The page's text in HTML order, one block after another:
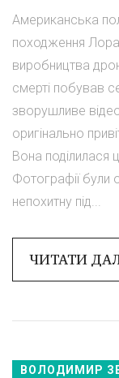
Американська
походження Лора
виробництва
смерті побував
зворушливе
оригінально
Вона поділилася
Фотографії були
непохитну під...
ЧИТАТИ
ВОЛОДИМИР